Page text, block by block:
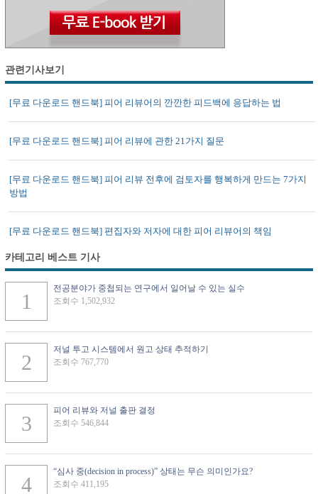
관련기사보기
[무료 다운로드 핸드북] 피어 리뷰어의 깐깐한 피드백에 응답하는 법
[무료 다운로드 핸드북] 피어 리뷰에 관한 21가지 질문
[무료 다운로드 핸드북] 피어 리뷰 전후에 검토자를 행복하게 만드는 7가지
방법
[무료 다운로드 핸드북] 편집자와 저자에 대한 피어 리뷰어의 책임
카테고리 베스트 기사
전공분야가 중첩되는 연구에서 일어날 수 있는 실수
조회수 1,502,932
저널 투고 시스템에서 원고 상태 추적하기
조회수 767,770
피어 리뷰와 저널 출판 결정
조회수 546,844
“심사 중(decision in process)” 상태는 무슨 의미인가요?
조회수 411,195